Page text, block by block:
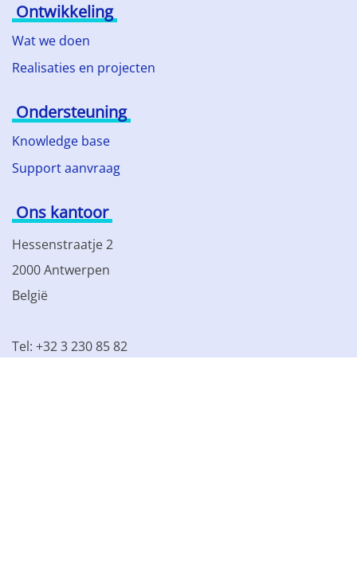
Ontwikkeling
Wat we doen
Realisaties en projecten
Ondersteuning
Knowledge base
Support aanvraag
Ons kantoor
Hessenstraatje 2
2000 Antwerpen
België
Tel: +32 3 230 85 82